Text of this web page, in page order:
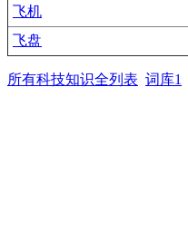
飞机
飞盘
所有科技知识全列表 词库1